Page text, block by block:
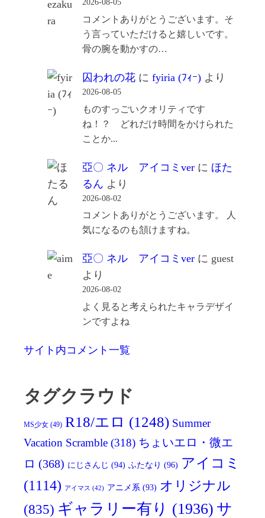
2026-08-05
コメントありがとうございます。そ
う言っていただけると嬉しいです。
骨の腕を動かすの…
囚われの花に fyiria (ﾌｨｰ)より
2026-08-05
ものすっごいクオリティです
ね！？ どれだけ時間をかけられた
ことか...
亞〇 ネル アイコミverに ほた
るん より
2026-08-02
コメントありがとうございます。 人
気になるのも頷けますね。
亞〇 ネル アイコミverに guest
より
2026-08-02
よく見ると考えられたキャラデザイ
ンですよね
サイト内コメント一覧
タグクラウド
MS少女 (49) R18/エロ (1248) Summer
Vacation Scramble (318) ちょいエロ・微エ
ロ (368) にじさんじ (94) ふたなり (96) アイコミ
(1114) アイマス (42) アニメ系 (93) オリジナル
(835) ギャラリー有り (1936) サ